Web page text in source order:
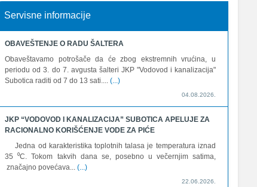
Servisne informacije
OBAVEŠTENJE O RADU ŠALTERA
Obaveštavamo potrošače da će zbog ekstremnih vrućina, u
periodu od 3. do 7. avgusta šalteri JKP "Vodovod i kanalizacija"
Subotica raditi od 7 do 13 sati....(...)
04.08.2026.
JKP “VODOVOD I KANALIZACIJA” SUBOTICA APELUJE ZA
RACIONALNO KORIŠĆENJE VODE ZA PIĆE
Jedna od karakteristika toplotnih talasa je temperatura iznad
35 ⁰C. Tokom takvih dana se, posebno u večernjim satima,
značajno povećava...(...)
22.06.2026.